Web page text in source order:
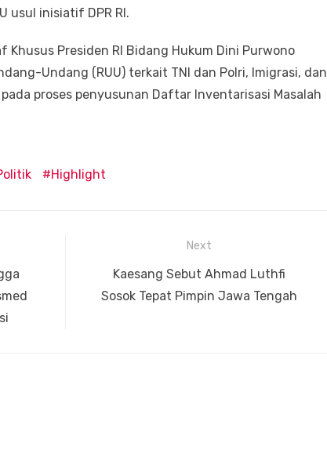
usul inisiatif DPR RI.
Presiden RI Bidang Hukum Dini Purwono
Undang (RUU) terkait TNI dan Polri, Imigrasi, dan
proses penyusunan Daftar Inventarisasi Masalah
Highlight
Next
Next
post:
Kaesang Sebut Ahmad Luthfi
Sosok Tepat Pimpin Jawa Tengah